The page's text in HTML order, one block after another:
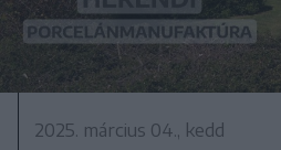
2025. március 04., kedd